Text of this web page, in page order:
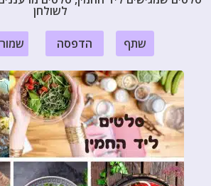
לשולחן
שתף הדפסה